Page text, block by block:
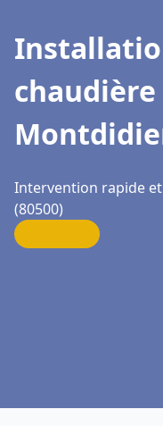
Intervention rapide
(80500)